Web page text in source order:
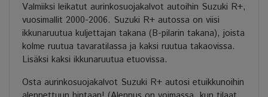
Valmiiksi leikatut aurinkosuojakalvot autoihin Suzuki R+,
vuosimallit 2000-2006. Suzuki R+ autossa on viisi
ikkunaruutua kuljettajan takana (B-pilarin takana), joista
kolme ruutua tavaratilassa ja kaksi ruutua takaovissa.
Lisäksi kaksi ikkunaruutua etuovissa.
Osta aurinkosuojakalvot Suzuki R+ autosi etuikkunoihin